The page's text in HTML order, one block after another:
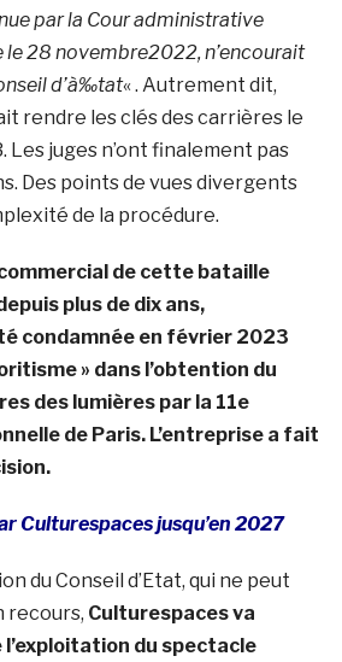
par la Cour administrative
le 28 novembre2022, n’encourait
d’à‰tat« . Autrement dit,
rendre les clés des carrières le
Les juges n’ont finalement pas
Des points de vues divergents
de la procédure.
de cette bataille
plus de dix ans,
condamnée en février 2023
» dans l’obtention du
des lumières par la 11e
de Paris. L’entreprise a fait
Culturespaces jusqu’en 2027
du Conseil d’Etat, qui ne peut
recours, Culturespaces va
du spectacle